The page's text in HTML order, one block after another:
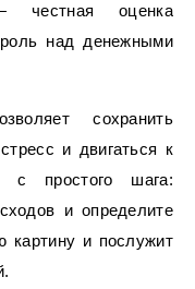
честная оценка
над денежными
сохранить
и двигаться к
с простого шага:
и определите
картину и послужит